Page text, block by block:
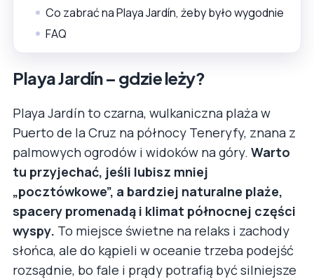
Co zabrać na Playa Jardín, żeby było wygodnie
FAQ
Playa Jardín – gdzie leży?
Playa Jardín to czarna, wulkaniczna plaża w
Puerto de la Cruz na północy Teneryfy, znana z
palmowych ogrodów i widoków na góry. Warto
tu przyjechać, jeśli lubisz mniej
„pocztówkowe”, a bardziej naturalne plaże,
spacery promenadą i klimat północnej części
wyspy. To miejsce świetne na relaks i zachody
słońca, ale do kąpieli w oceanie trzeba podejść
rozsądnie, bo fale i prądy potrafią być silniejsze